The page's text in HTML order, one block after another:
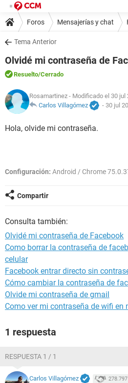
Foros Mensajerías y chat
Tema Anterior
Olvidé mi contraseña de
Resuelto/Cerrado
Rosamartinez - Modificado el 30 jul
Carlos Villagómez
- 30 jul
Hola, olvide mi contraseña.
Configuración: Android / Chrome
Compartir
Consulta también:
Olvidé mi contraseña de Facebook
Como borrar la contraseña de
celular
Facebook entrar directo sin
Cómo cambiar la contraseña de
Olvide mi contraseña de gmail
Como ver mi contraseña de wifi en
1 respuesta
RESPUESTA 1 / 1
Carlos Villagómez 278.797